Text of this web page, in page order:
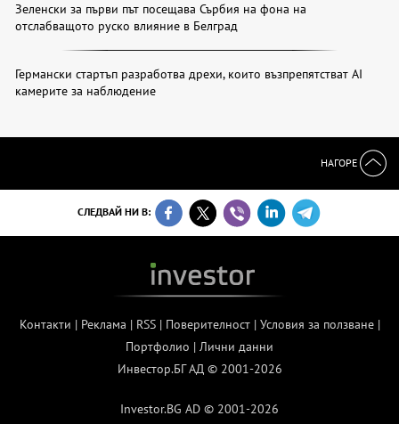
Зеленски за първи път посещава Сърбия на фона на
отслабващото руско влияние в Белград
Германски стартъп разработва дрехи, които възпрепятстват AI
камерите за наблюдение
НАГОРЕ
СЛЕДВАЙ НИ В:
Контакти | Реклама | RSS| Поверителност| Условия за ползване|
Портфолио | Лични данни
Инвестор.БГ АД © 2001-2026
Investor.BG AD © 2001-2026